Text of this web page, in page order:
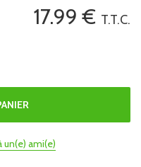
17.99 € T.T.C.
un(e) ami(e)